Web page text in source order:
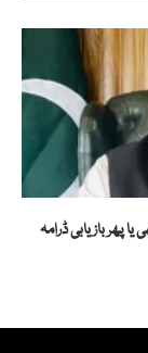
پھر بازیابی ڈرامہ